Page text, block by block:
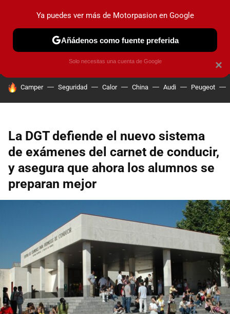
PRUEBAS COCHES ELÉCTRICOS OBSERVATORIO
HOY SE HABLA DE
Camper Seguridad Calor China Audi Peugeot
La DGT defiende el nuevo sistema
de exámenes del carnet de conducir,
y asegura que ahora los alumnos se
preparan mejor
×
Ya puedes ver más de Motorpasion en Google
Añádenos como fuente preferida
Solo necesitas una cuenta de Google